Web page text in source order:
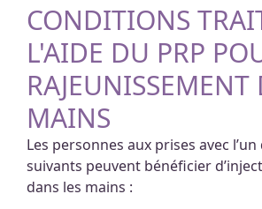
CONDITIONS
L'AIDE DU PRP
RAJEUNISSEMENT
MAINS
Les personnes aux prises avec
suivants peuvent bénéficier
dans les mains :